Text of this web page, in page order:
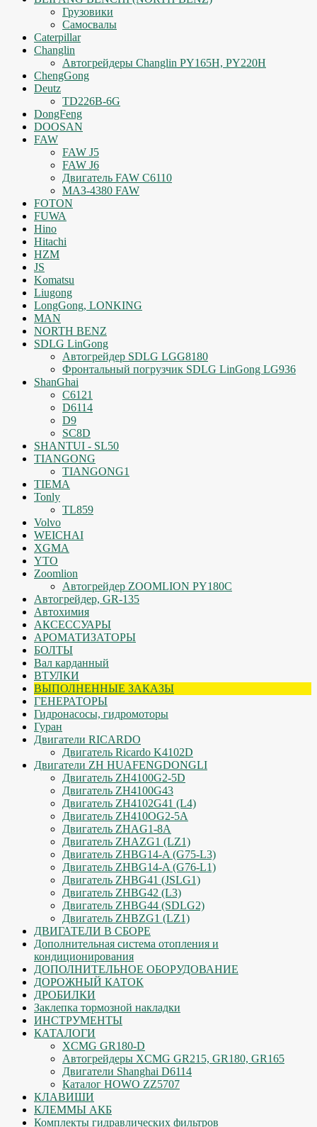
Грузовики
Самосвалы
Caterpillar
Changlin
Автогрейдеры Changlin PY165H, PY220H
ChengGong
Deutz
TD226B-6G
DongFeng
DOOSAN
FAW
FAW J5
FAW J6
Двигатель FAW C6110
МАЗ-4380 FAW
FOTON
FUWA
Hino
Hitachi
HZM
JS
Komatsu
Liugong
LongGong, LONKING
MAN
NORTH BENZ
SDLG LinGong
Автогрейдер SDLG LGG8180
Фронтальный погрузчик SDLG LinGong LG936
ShanGhai
C6121
D6114
D9
SC8D
SHANTUI - SL50
TIANGONG
TIANGONG1
TIEMA
Tonly
TL859
Volvo
WEICHAI
XGMA
YTO
Zoomlion
Автогрейдер ZOOMLION PY180C
Автогрейдер, GR-135
Автохимия
АКСЕССУАРЫ
АРОМАТИЗАТОРЫ
БОЛТЫ
Вал карданный
ВТУЛКИ
ВЫПОЛНЕННЫЕ ЗАКАЗЫ
ГЕНЕРАТОРЫ
Гидронасосы, гидромоторы
Гуран
Двигатели RICARDO
Двигатель Ricardo K4102D
Двигатели ZH HUAFENGDONGLI
Двигатель ZH4100G2-5D
Двигатель ZH4100G43
Двигатель ZH4102G41 (L4)
Двигатель ZH410OG2-5A
Двигатель ZHAG1-8A
Двигатель ZHAZG1 (LZ1)
Двигатель ZHBG14-A (G75-L3)
Двигатель ZHBG14-A (G76-L1)
Двигатель ZHBG41 (JSLG1)
Двигатель ZHBG42 (L3)
Двигатель ZHBG44 (SDLG2)
Двигатель ZHBZG1 (LZ1)
ДВИГАТЕЛИ В СБОРЕ
Дополнительная система отопления и
кондиционирования
ДОПОЛНИТЕЛЬНОЕ ОБОРУДОВАНИЕ
ДОРОЖНЫЙ КАТОК
ДРОБИЛКИ
Заклепка тормозной накладки
ИНСТРУМЕНТЫ
КАТАЛОГИ
XCMG GR180-D
Автогрейдеры XCMG GR215, GR180, GR165
Двигатели Shanghai D6114
Каталог HOWO ZZ5707
КЛАВИШИ
КЛЕММЫ АКБ
Комплекты гидравлических фильтров